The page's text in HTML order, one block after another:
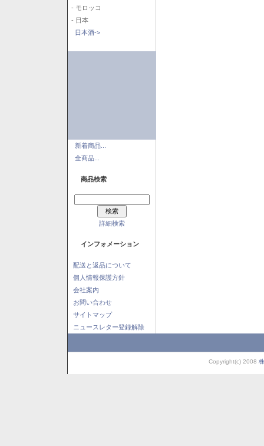
- モロッコ
- 日本
日本酒->
新着商品...
全商品...
商品検索
詳細検索
インフォメーション
配送と返品について
個人情報保護方針
会社案内
お問い合わせ
サイトマップ
ニュースレター登録解除
Copyright(c) 2008